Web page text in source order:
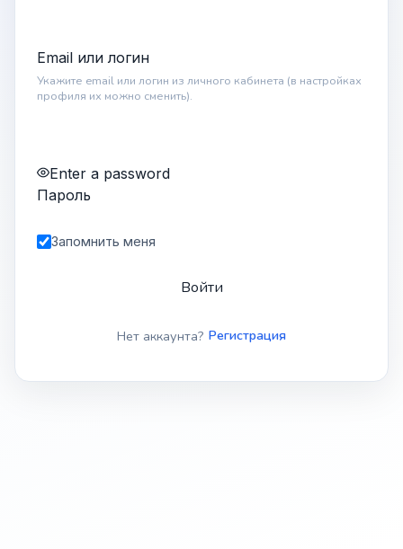
Email или логин
Укажите email или логин из личного кабинета (в настройках
профиля их можно сменить).
Enter a password
Пароль
Запомнить меня
Войти
Нет аккаунта? Регистрация